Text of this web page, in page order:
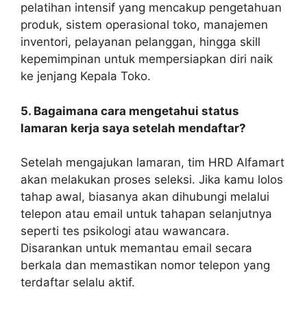
pelatihan intensif yang mencakup pengetahuan
produk, sistem operasional toko, manajemen
inventori, pelayanan pelanggan, hingga skill
kepemimpinan untuk mempersiapkan diri naik
ke jenjang Kepala Toko.
5. Bagaimana cara mengetahui status
lamaran kerja saya setelah mendaftar?
Setelah mengajukan lamaran, tim HRD Alfamart
akan melakukan proses seleksi. Jika kamu lolos
tahap awal, biasanya akan dihubungi melalui
telepon atau email untuk tahapan selanjutnya
seperti tes psikologi atau wawancara.
Disarankan untuk memantau email secara
berkala dan memastikan nomor telepon yang
terdaftar selalu aktif.